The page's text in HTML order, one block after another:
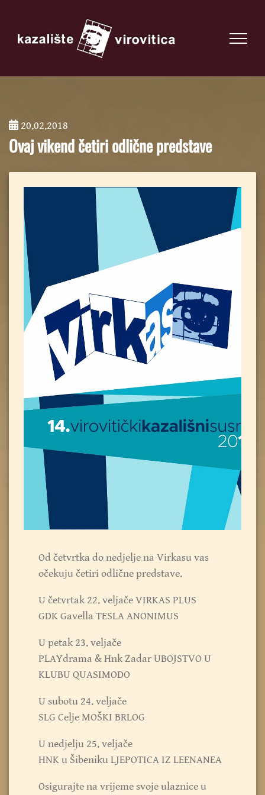
20.02.2018;
Ovaj vikend četiri odlične predstave
Od četvrtka do nedjelje na Virkasu vas
očekuju četiri odlične predstave.
U četvrtak 22. veljače VIRKAS PLUS
GDK Gavella TESLA ANONIMUS
U petak 23. veljače
PLAYdrama & Hnk Zadar UBOJSTVO U
KLUBU QUASIMODO
U subotu 24. veljače
SLG Celje MOŠKI BRLOG
U nedjelju 25. veljače
HNK u Šibeniku LJEPOTICA IZ LEENANEA
Osigurajte na vrijeme svoje ulaznice u